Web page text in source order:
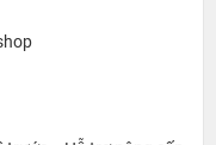
sự mềm mượt, ôm gọn
được gắn cổng USB,